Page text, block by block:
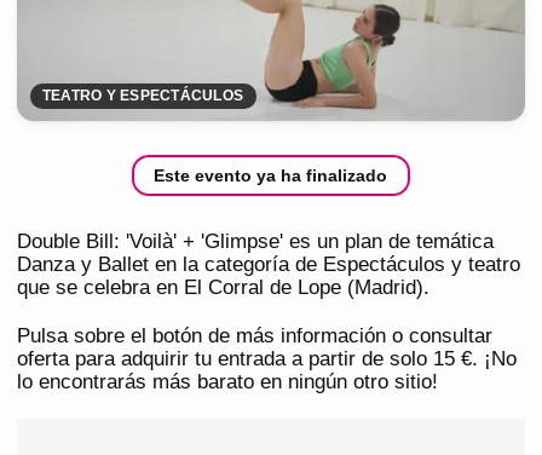
TEATRO Y ESPECTÁCULOS
Este evento ya ha finalizado
Double Bill: 'Voilà' + 'Glimpse' es un plan de temática
Danza y Ballet en la categoría de Espectáculos y teatro
que se celebra en El Corral de Lope (Madrid).
Pulsa sobre el botón de más información o consultar
oferta para adquirir tu entrada a partir de solo 15 €. ¡No
lo encontrarás más barato en ningún otro sitio!